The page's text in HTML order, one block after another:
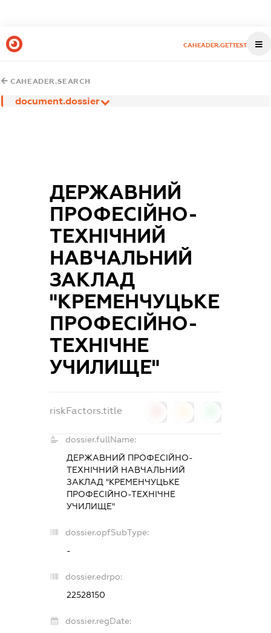
CAHEADER.GETTEST
CAHEADER.SEARCH
document.dossier
ДЕРЖАВНИЙ
ПРОФЕСІЙНО-
ТЕХНІЧНИЙ
НАВЧАЛЬНИЙ
ЗАКЛАД
"КРЕМЕНЧУЦЬКЕ
ПРОФЕСІЙНО-
ТЕХНІЧНЕ
УЧИЛИЩЕ"
riskFactors.title
dossier.fullName:
ДЕРЖАВНИЙ ПРОФЕСІЙНО-
ТЕХНІЧНИЙ НАВЧАЛЬНИЙ
ЗАКЛАД "КРЕМЕНЧУЦЬКЕ
ПРОФЕСІЙНО-ТЕХНІЧНЕ
УЧИЛИЩЕ"
dossier.opfSubType:
-
dossier.edrpo:
22528150
dossier.regDate: